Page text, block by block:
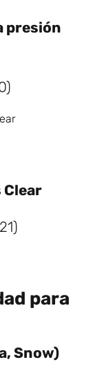
presión
Clear
para
Snow)